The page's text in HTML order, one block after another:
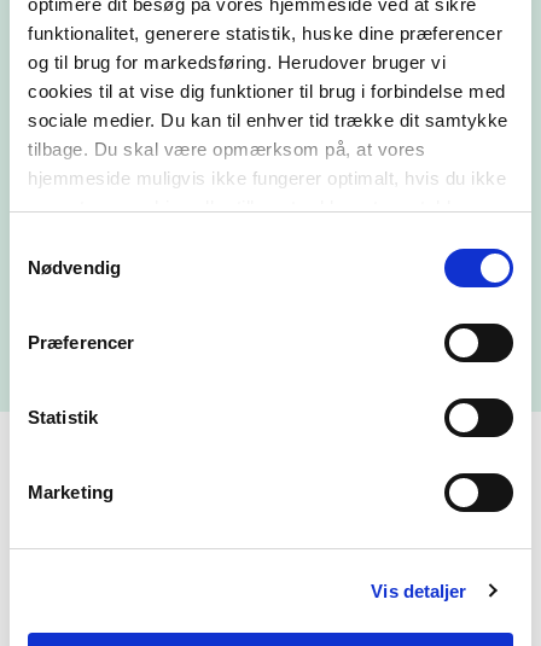
funktionalitet, generere statistik, huske dine præferencer
og til brug for markedsføring. Herudover bruger vi
cookies til at vise dig funktioner til brug i forbindelse med
sociale medier. Du kan til enhver tid trække dit samtykke
tilbage. Du skal være opmærksom på, at vores
hjemmeside muligvis ikke fungerer optimalt, hvis du ikke
accepterer cookies eller tilbagetrækker et samtykke.
Nødvendig
Præferencer
Statistik
Marketing
Vis detaljer
Gratis e-bog om
matematikvanskeligheder
Med denne e-bog får du adgang til en masse
inspirerende indhold, som sætter spot på